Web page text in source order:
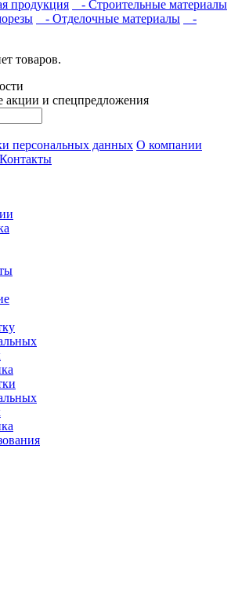
продукция
- Строительные материалы
- Отделочные материалы
-
товаров.
акции и спецпредложения
персональных данных О компании
Контакты